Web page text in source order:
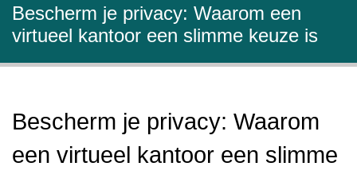
Bescherm je privacy: Waarom een
virtueel kantoor een slimme keuze is
Bescherm je privacy: Waarom
een virtueel kantoor een slimme